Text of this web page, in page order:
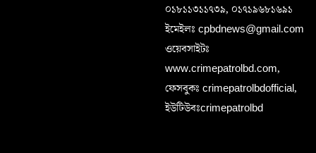
০১৮১১৩১১৭৩৯, ০১৭১৯৬৮১৬৯১
ইমেইলঃ cpbdnews@gmail.com
ওয়েবসাইটঃ
www.crimepatrolbd.com,
ফেসবুকঃ crimepatrolbdofficial,
ইউটিউবঃcrimepatrolbd